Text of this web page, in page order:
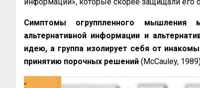
информации», которые скорее защищали его
Симптомы огруппленного
альтернативной информации и
идею, а группа изолирует себя от
принятию порочных решений (McCauley,